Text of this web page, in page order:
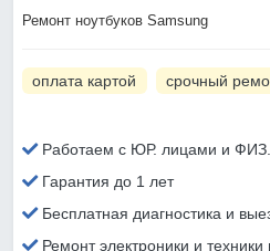
Ремонт ноутбуков Samsung
оплата картой срочный
Работаем с ЮР. лицами и
Гарантия до 1 лет
Бесплатная диагностика и
Ремонт электроники и